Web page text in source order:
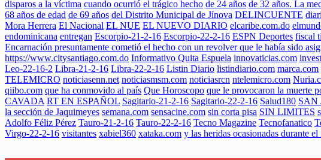
disparos a la víctima cuando ocurrió el trágico hecho de 24 años de 32 años. La
68 años de edad de 69 años del Distrito Municipal de Jínova DELINCUENTE
Mora Herrera El Nacional EL NUE EL NUEVO DIARIO elcaribe.com.do
endominicana entregan Escorpio-21-2-16 Escorpio-22-2-16 ESPN Deportes fiscal
Encarnación presuntamente cometió el hecho con un revolver que le había sido
https://www.citysantiago.com.do Informativo Quita Espuela innovaticias.com
Leo-22-16-2 Libra-21-2-16 Libra-22-2-16 Listin Diario listindiario.com marca.com
TELEMICRO noticiasenn.net noticiasmsm.com noticiasrcn ntelemicro.com
qiibo.com que ha conmovido al país Que Horoscopo que le provocaron la muerte
CAVADA RT EN ESPAÑOL Sagitario-21-2-16 Sagitario-22-2-16 Salud180 SAN
la sección de Jaquimeyes semana.com sensacine.com sin corta pisa SIN LIMITES
Adolfo Féliz Pérez Tauro-21-2-16 Tauro-22-2-16 Tecno Magazine Tecnofanatico
Virgo-22-2-16 visitantes xabiel360 xataka.com y las heridas ocasionadas durante